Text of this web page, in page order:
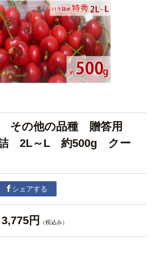
その他の品種 贈答用
2L～L 約500g クー
シェアする
3,775円 （税込み）